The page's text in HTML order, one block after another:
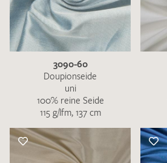
3090-60
Doupionseide
uni
100% reine Seide
115 g/lfm, 137 cm